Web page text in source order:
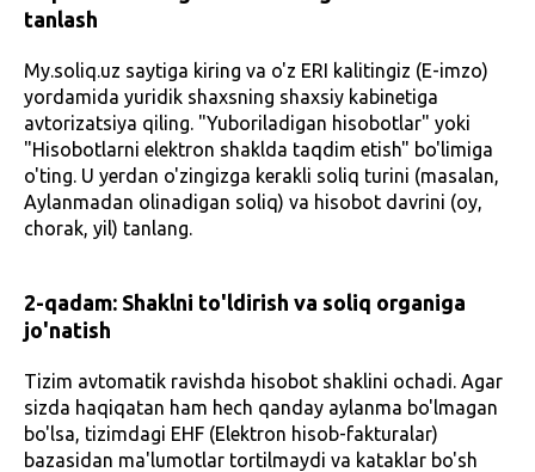
tanlash
My.soliq.uz saytiga kiring va o'z ERI kalitingiz (E-imzo)
yordamida yuridik shaxsning shaxsiy kabinetiga
avtorizatsiya qiling. "Yuboriladigan hisobotlar" yoki
"Hisobotlarni elektron shaklda taqdim etish" bo'limiga
o'ting. U yerdan o'zingizga kerakli soliq turini (masalan,
Aylanmadan olinadigan soliq) va hisobot davrini (oy,
chorak, yil) tanlang.
2-qadam: Shaklni to'ldirish va soliq organiga
jo'natish
Tizim avtomatik ravishda hisobot shaklini ochadi. Agar
sizda haqiqatan ham hech qanday aylanma bo'lmagan
bo'lsa, tizimdagi EHF (Elektron hisob-fakturalar)
bazasidan ma'lumotlar tortilmaydi va kataklar bo'sh